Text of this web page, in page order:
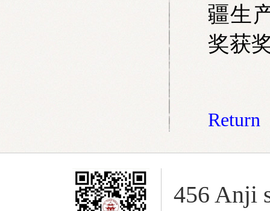
疆生
奖获
Return
456 Anji